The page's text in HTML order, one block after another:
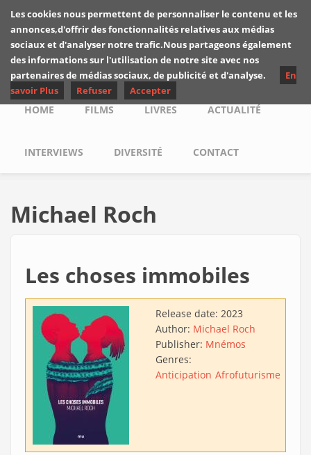
Skip to main content
Les critiques de
Yuyine
Main menu
HOME FILMS LIVRES ACTUALITÉ
INTERVIEWS DIVERSITÉ CONTACT
Michael Roch
Les choses immobiles
Release date: 2023
Author: Michael Roch
Publisher: Mnémos
Genres:
Anticipation Afrofuturisme
Les cookies nous permettent de personnaliser le contenu et les
annonces,d'offrir des fonctionnalités relatives aux médias
sociaux et d'analyser notre trafic.Nous partageons également
des informations sur l'utilisation de notre site avec nos
partenaires de médias sociaux, de publicité et d'analyse.
En
savoir Plus
Refuser Accepter